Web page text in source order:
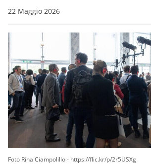
22 Maggio 2026
Foto Rina Ciampolillo - https://flic.kr/p/2r5USXg